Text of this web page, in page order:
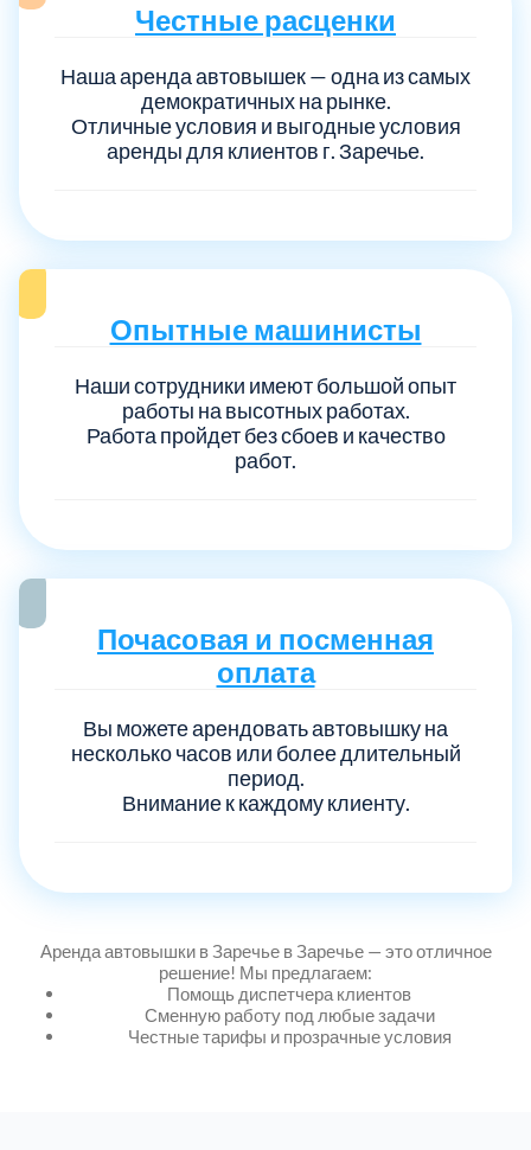
Честные расценки
Наша аренда автовышек — одна из самых
демократичных на рынке.
Отличные условия и выгодные условия
аренды для клиентов г. Заречье.
Опытные машинисты
Наши сотрудники имеют большой опыт
работы на высотных работах.
Работа пройдет без сбоев и качество
работ.
Почасовая и посменная
оплата
Вы можете арендовать автовышку на
несколько часов или более длительный
период.
Внимание к каждому клиенту.
Аренда автовышки в Заречье в Заречье — это отличное
решение! Мы предлагаем:
Помощь диспетчера клиентов
Сменную работу под любые задачи
Честные тарифы и прозрачные условия